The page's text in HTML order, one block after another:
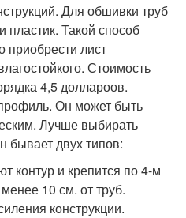
Для обшивки труб
пластик. Такой способ
приобрести лист
Стоимость
4,5 доллароов.
Он может быть
Лучше выбирать
бывает двух типов:
контур и крепится по 4-м
10 см. от труб.
конструкции.